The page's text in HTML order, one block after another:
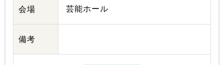
会場 芸能ホール
備考